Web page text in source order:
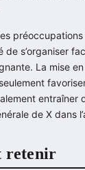
préoccupations
de s’organiser
La mise
entraîner
de X dans
retenir